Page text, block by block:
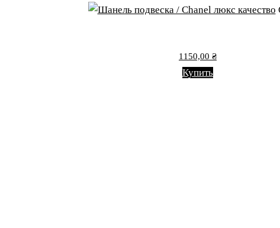
1150,00 ₴
Купить